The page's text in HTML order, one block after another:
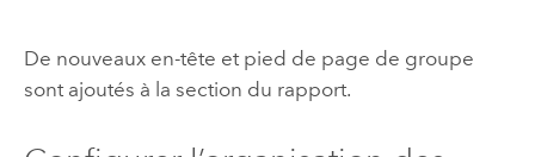
De nouveaux en-tête et pied de page de groupe
sont ajoutés à la section du rapport.